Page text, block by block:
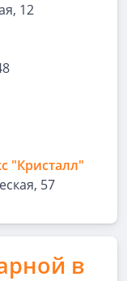
12
"Кристалл"
57
в